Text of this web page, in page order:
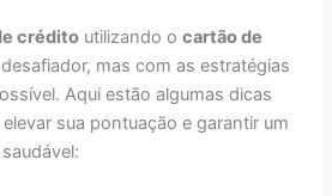
crédito utilizando ocartão de
mas com as estratégias
Aqui estão algumas dicas
sua pontuação e garantir um